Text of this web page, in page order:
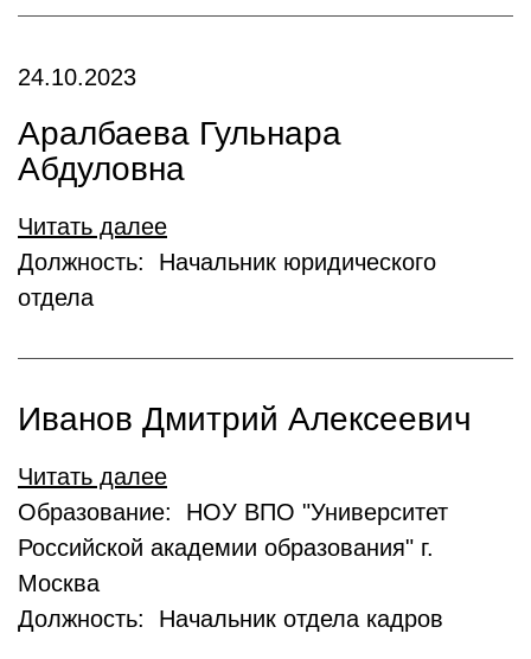
24.10.2023
Аралбаева Гульнара
Абдуловна
Читать далее
Должность: Начальник юридического
отдела
Иванов Дмитрий Алексеевич
Читать далее
Образование: НОУ ВПО "Университет
Российской академии образования" г.
Москва
Должность: Начальник отдела кадров